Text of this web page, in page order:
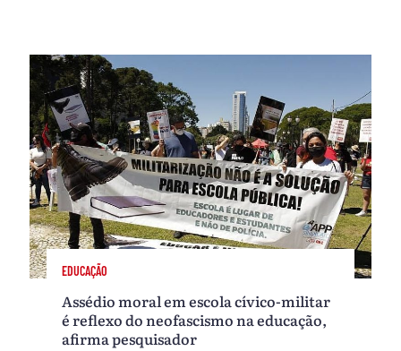
EDUCAÇÃO
Assédio moral em escola cívico-militar
é reflexo do neofascismo na educação,
afirma pesquisador